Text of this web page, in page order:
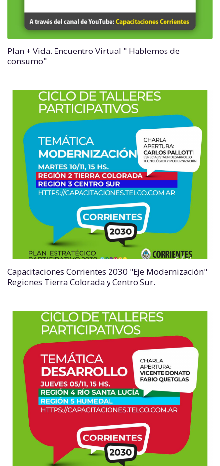
Plan + Vida. Encuentro Virtual " Hablemos de
consumo"
Capacitaciones Corrientes 2030 "Eje Modernización"
Regiones Tierra Colorada y Centro Sur.